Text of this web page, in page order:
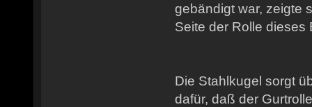
gebändigt war, zeigte
Seite der Rolle dieses
Die Stahlkugel sorgt
dafür, daß der